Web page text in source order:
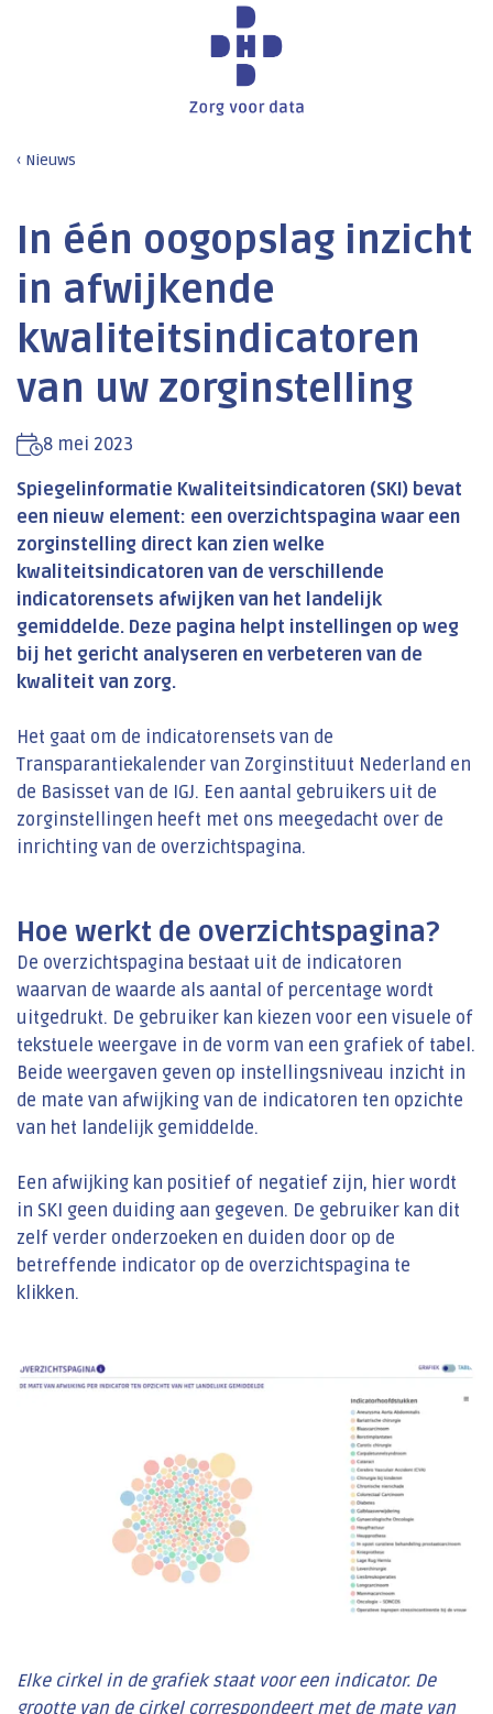
Nieuws
In één oogopslag inzicht
in afwijkende
kwaliteitsindicatoren
van uw zorginstelling
8 mei 2023
Spiegelinformatie Kwaliteitsindicatoren (SKI) bevat
een nieuw element: een overzichtspagina waar een
zorginstelling direct kan zien welke
kwaliteitsindicatoren van de verschillende
indicatorensets afwijken van het landelijk
gemiddelde. Deze pagina helpt instellingen op weg
bij het gericht analyseren en verbeteren van de
kwaliteit van zorg.
Het gaat om de indicatorensets van de
Transparantiekalender van Zorginstituut Nederland en
de Basisset van de IGJ. Een aantal gebruikers uit de
zorginstellingen heeft met ons meegedacht over de
inrichting van de overzichtspagina.
Hoe werkt de overzichtspagina?
De overzichtspagina bestaat uit de indicatoren
waarvan de waarde als aantal of percentage wordt
uitgedrukt. De gebruiker kan kiezen voor een visuele of
tekstuele weergave in de vorm van een grafiek of tabel.
Beide weergaven geven op instellingsniveau inzicht in
de mate van afwijking van de indicatoren ten opzichte
van het landelijk gemiddelde.
Een afwijking kan positief of negatief zijn, hier wordt
in SKI geen duiding aan gegeven. De gebruiker kan dit
zelf verder onderzoeken en duiden door op de
betreffende indicator op de overzichtspagina te
klikken.
Elke cirkel in de grafiek staat voor een indicator. De
grootte van de cirkel correspondeert met de mate van